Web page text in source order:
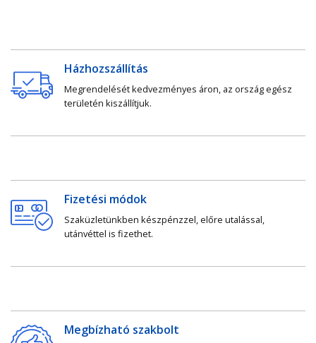
Házhozszállítás
Megrendelését kedvezményes áron, az ország egész
területén kiszállítjuk.
Fizetési módok
Szaküzletünkben készpénzzel, előre utalással,
utánvéttel is fizethet.
Megbízható szakbolt